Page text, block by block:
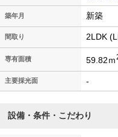
築年月 新築
間取り 2LDK
専有面積 59.82ｍ
主要採光面 -
設備・条件・こだわり